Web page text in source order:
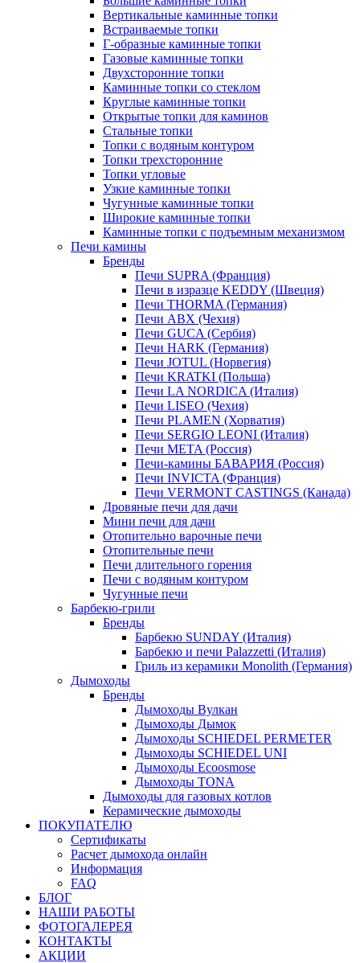
Вертикальные каминные топки
Встраиваемые топки
Г-образные каминные топки
Газовые каминные топки
Двухсторонние топки
Каминные топки со стеклом
Круглые каминные топки
Открытые топки для каминов
Стальные топки
Топки с водяным контуром
Топки трехсторонние
Топки угловые
Узкие каминные топки
Чугунные каминные топки
Широкие каминные топки
Каминные топки с подъемным механизмом
Печи камины
Бренды
Печи SUPRA (Франция)
Печи в изразце KEDDY (Швеция)
Печи THORMA (Германия)
Печи ABX (Чехия)
Печи GUCA (Сербия)
Печи HARK (Германия)
Печи JOTUL (Норвегия)
Печи KRATKI (Польша)
Печи LA NORDICA (Италия)
Печи LISEO (Чехия)
Печи PLAMEN (Хорватия)
Печи SERGIO LEONI (Италия)
Печи META (Россия)
Печи-камины БАВАРИЯ (Россия)
Печи INVICTA (Франция)
Печи VERMONT CASTINGS (Канада)
Дровяные печи для дачи
Мини печи для дачи
Отопительно варочные печи
Отопительные печи
Печи длительного горения
Печи с водяным контуром
Чугунные печи
Барбекю-грили
Бренды
Барбекю SUNDAY (Италия)
Барбекю и печи Palazzetti (Италия)
Гриль из керамики Monolith (Германия)
Дымоходы
Бренды
Дымоходы Вулкан
Дымоходы Дымок
Дымоходы SCHIEDEL PERMETER
Дымоходы SCHIEDEL UNI
Дымоходы Ecoosmose
Дымоходы TONA
Дымоходы для газовых котлов
Керамические дымоходы
ПОКУПАТЕЛЮ
Сертификаты
Расчет дымохода онлайн
Информация
FAQ
БЛОГ
НАШИ РАБОТЫ
ФОТОГАЛЕРЕЯ
КОНТАКТЫ
АКЦИИ